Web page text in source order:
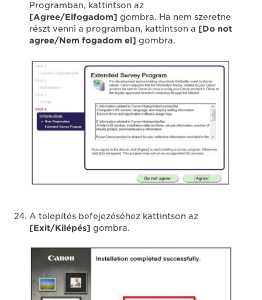
Programban, kattintson az
[Agree/Elfogadom] gombra. Ha nem szeretne
részt venni a programban, kattintson a [Do not
agree/Nem fogadom el] gombra.
A telepítés befejezéséhez kattintson az
[Exit/Kilépés] gombra.